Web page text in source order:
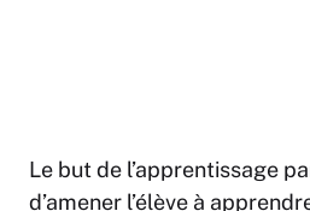
Le but de l’apprentissage
d’amener l’élève à